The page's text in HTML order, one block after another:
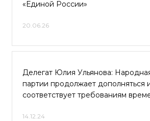
«Единой России»
20.06.26
Делегат Юлия Ульянова:
партии продолжает дополняться
соответствует требованиям
14.12.24